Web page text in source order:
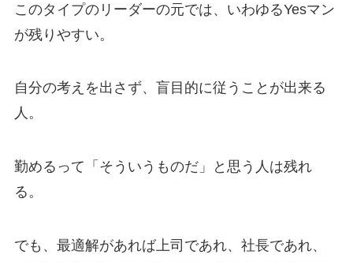
このタイプのリーダーの元では、いわゆるYesマン
が残りやすい。
自分の考えを出さず、盲目的に従うことが出来る
人。
勤めるって「そういうものだ」と思う人は残れ
る。
でも、最適解があれば上司であれ、社長であれ、